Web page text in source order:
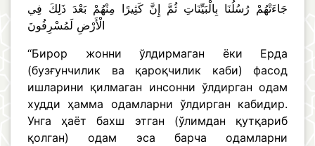
جَاءَتْهُمْ رُسُلُنَا بِالْبَيِّنَاتِ ثُمَّ إِنَّ كَثِيرًا مِنْهُمْ بَعْدَ ذَلِكَ فِي
الْأَرْضِ لَمُسْرِفُونَ
“Бирор жонни ўлдирмаган ёки Ерда
(бузғунчилик ва қароқчилик каби) фасод
ишларини қилмаган инсонни ўлдирган одам
худди ҳамма одамларни ўлдирган кабидир.
Унга ҳаёт бахш этган (ўлимдан қутқариб
қолган) одам эса барча одамларни